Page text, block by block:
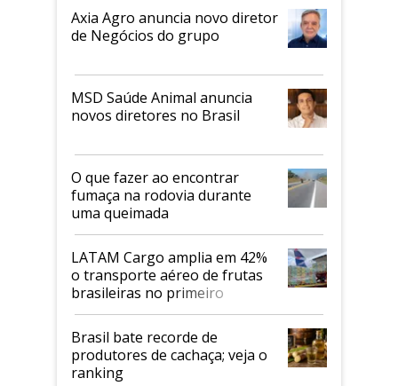
Axia Agro anuncia novo diretor
de Negócios do grupo
MSD Saúde Animal anuncia
novos diretores no Brasil
O que fazer ao encontrar
fumaça na rodovia durante
uma queimada
LATAM Cargo amplia em 42%
o transporte aéreo de frutas
brasileiras no primeiro
semestre
Brasil bate recorde de
produtores de cachaça; veja o
ranking